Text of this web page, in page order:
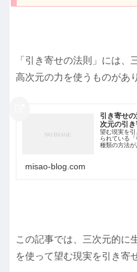
「引き寄せの法則」には、
高次元の力を使うものがあ
引き寄せ
次元の引
望む現実を
られている
種類の方法が
misao-blog.com
この記事では、三次元的に
を使って望む現実を引き寄